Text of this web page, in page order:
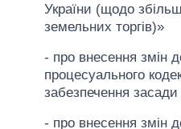
України (щодо
земельних торгів)»
- про внесення змін
процесуального
забезпечення засади
- про внесення змін